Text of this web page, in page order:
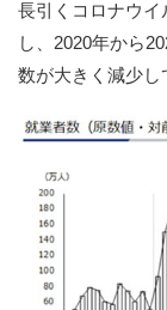
長引くコロナウ
し、2020年から
数が大きく減少し